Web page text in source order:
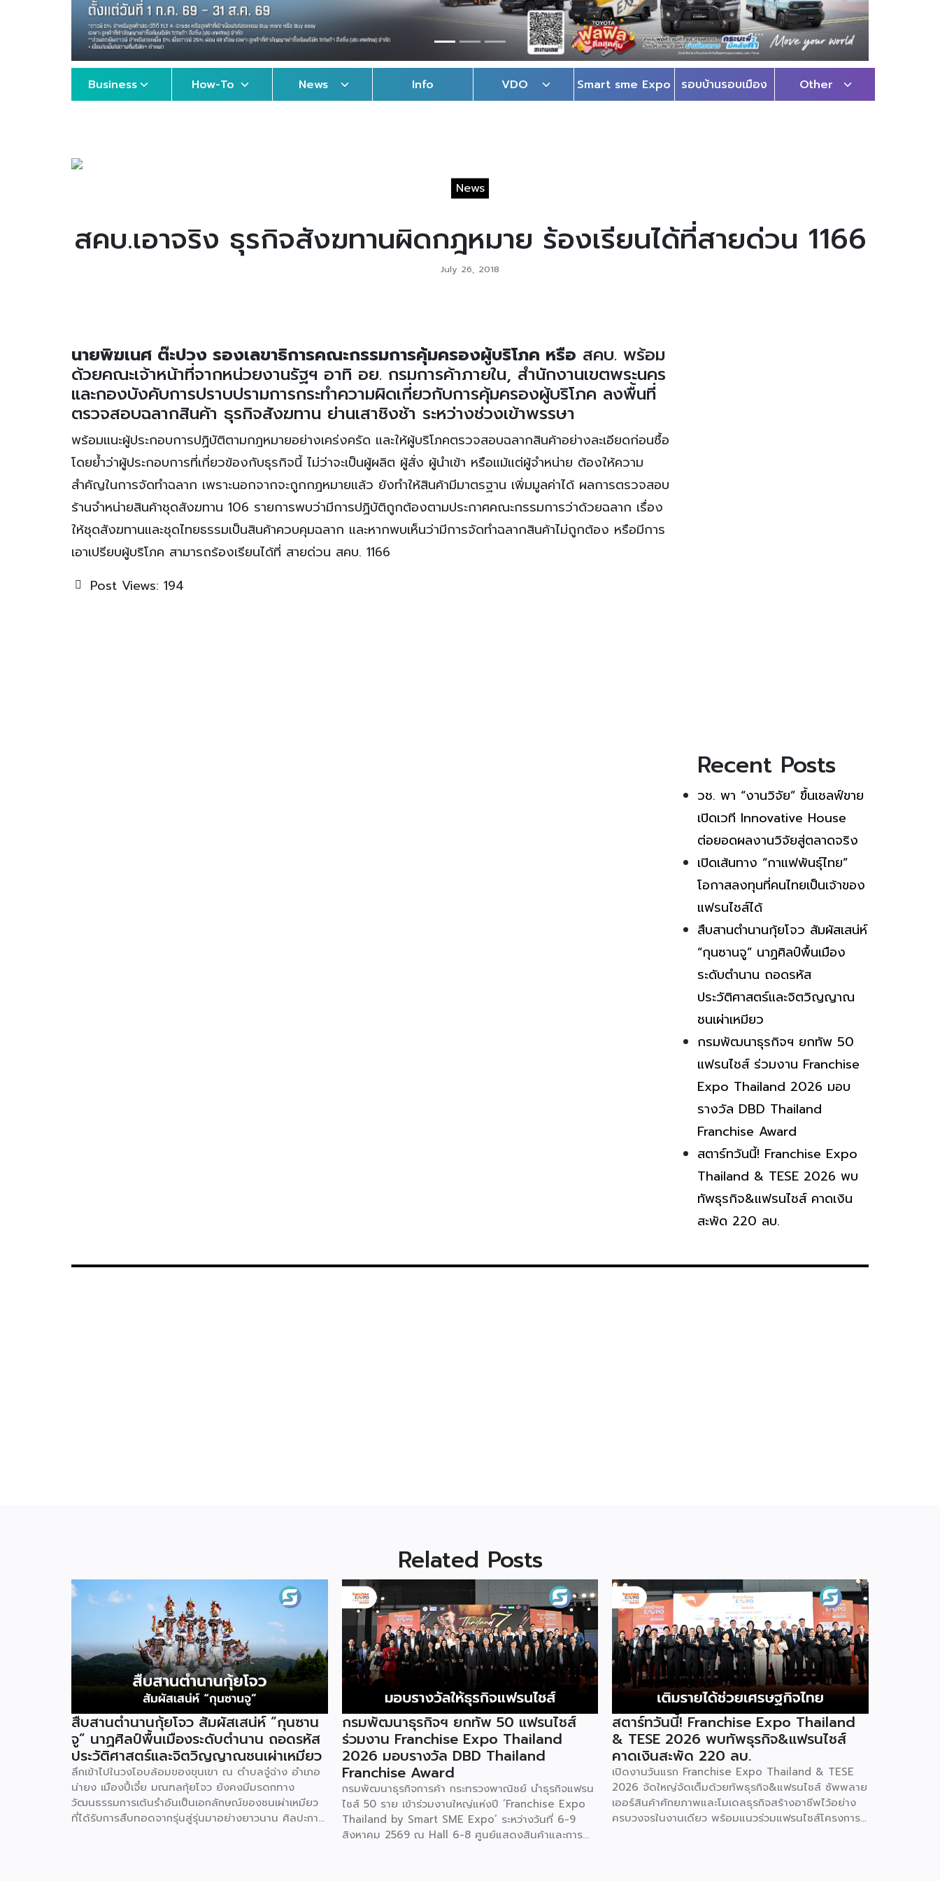
Business How-To News Info VDO Smart sme Expo รอบบ้านรอบเมือง Other
News
สคบ.เอาจริง ธุรกิจสังฆทานผิดกฎหมาย ร้องเรียนได้ที่สายด่วน 1166
July 26, 2018
นายพิฆเนศ ต๊ะปวง รองเลขาธิการคณะกรรมการคุ้มครองผู้บริโภค หรือ สคบ. พร้อม
ด้วยคณะเจ้าหน้าที่จากหน่วยงานรัฐฯ อาทิ อย. กรมการค้าภายใน, สำนักงานเขตพระนคร
และกองบังคับการปราบปรามการกระทำความผิดเกี่ยวกับการคุ้มครองผู้บริโภค ลงพื้นที่
ตรวจสอบฉลากสินค้า ธุรกิจสังฆทาน ย่านเสาชิงช้า ระหว่างช่วงเข้าพรรษา
พร้อมแนะผู้ประกอบการปฏิบัติตามกฎหมายอย่างเคร่งครัด และให้ผู้บริโภคตรวจสอบฉลากสินค้าอย่างละเอียดก่อนซื้อ
โดยย้ำว่าผู้ประกอบการที่เกี่ยวข้องกับธุรกิจนี้ ไม่ว่าจะเป็นผู้ผลิต ผู้สั่ง ผู้นำเข้า หรือแม้แต่ผู้จำหน่าย ต้องให้ความ
สำคัญในการจัดทำฉลาก เพราะนอกจากจะถูกกฎหมายแล้ว ยังทำให้สินค้ามีมาตรฐาน เพิ่มมูลค่าได้ ผลการตรวจสอบ
ร้านจำหน่ายสินค้าชุดสังฆทาน 106 รายการพบว่ามีการปฏิบัติถูกต้องตามประกาศคณะกรรมการว่าด้วยฉลาก เรื่อง
ให้ชุดสังฆทานและชุดไทยธรรมเป็นสินค้าควบคุมฉลาก และหากพบเห็นว่ามีการจัดทำฉลากสินค้าไม่ถูกต้อง หรือมีการ
เอาเปรียบผู้บริโภค สามารถร้องเรียนได้ที่ สายด่วน สคบ. 1166
Post Views: 194
Recent Posts
วช. พา “งานวิจัย” ขึ้นเชลฟ์ขาย
เปิดเวที Innovative House
ต่อยอดผลงานวิจัยสู่ตลาดจริง
เปิดเส้นทาง “กาแฟพันธุ์ไทย”
โอกาสลงทุนที่คนไทยเป็นเจ้าของ
แฟรนไชส์ได้
สืบสานตำนานกุ้ยโจว สัมผัสเสน่ห์
“กุนซานจู” นาฏศิลป์พื้นเมือง
ระดับตำนาน ถอดรหัส
ประวัติศาสตร์และจิตวิญญาณ
ชนเผ่าเหมียว
กรมพัฒนาธุรกิจฯ ยกทัพ 50
แฟรนไชส์ ร่วมงาน Franchise
Expo Thailand 2026 มอบ
รางวัล DBD Thailand
Franchise Award
สตาร์ทวันนี้! Franchise Expo
Thailand & TESE 2026 พบ
ทัพธุรกิจ&แฟรนไชส์ คาดเงิน
สะพัด 220 ลบ.
Related Posts
สืบสานตำนานกุ้ยโจว สัมผัสเสน่ห์ “กุนซาน
จู” นาฏศิลป์พื้นเมืองระดับตำนาน ถอดรหัส
ประวัติศาสตร์และจิตวิญญาณชนเผ่าเหมียว
ลึกเข้าไปในวงโอบล้อมของขุนเขา ณ ตำบลจู๋ฉ่าง อำเภอ
น่ายง เมืองปี้เจี๋ย มณฑลกุ้ยโจว ยังคงมีมรดกทาง
วัฒนธรรมการเต้นรำอันเป็นเอกลักษณ์ของชนเผ่าเหมียว
ที่ได้รับการสืบทอดจากรุ่นสู่รุ่นมาอย่างยาวนาน ศิลปะการ
กรมพัฒนาธุรกิจฯ ยกทัพ 50 แฟรนไชส์
ร่วมงาน Franchise Expo Thailand
2026 มอบรางวัล DBD Thailand
Franchise Award
กรมพัฒนาธุรกิจการค้า กระทรวงพาณิชย์ นำธุรกิจแฟรน
ไชส์ 50 ราย เข้าร่วมงานใหญ่แห่งปี ‘Franchise Expo
Thailand by Smart SME Expo’ ระหว่างวันที่ 6-9
สิงหาคม 2569 ณ Hall 6-8 ศูนย์แสดงสินค้าและการ
สตาร์ทวันนี้! Franchise Expo Thailand
& TESE 2026 พบทัพธุรกิจ&แฟรนไชส์
คาดเงินสะพัด 220 ลบ.
เปิดงานวันแรก Franchise Expo Thailand & TESE
2026 จัดใหญ่จัดเต็มด้วยทัพธุรกิจ&แฟรนไชส์ ซัพพลาย
เออร์สินค้าศักยภาพและโมเดลธุรกิจสร้างอาชีพไว้อย่าง
ครบวงจรในงานเดียว พร้อมแนวร่วมแฟรนไชส์โครงการ